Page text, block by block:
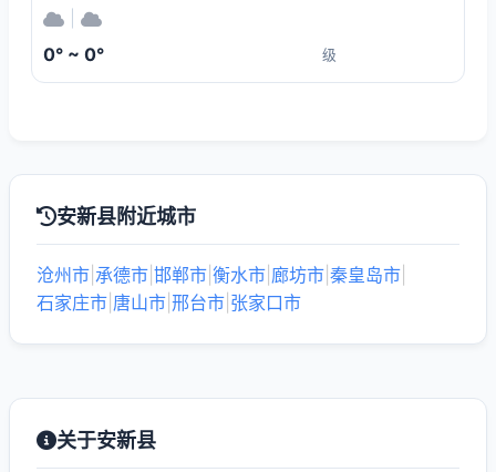
0° ~ 0° 级
安新县附近城市
沧州市 承德市 邯郸市 衡水市 廊坊市 秦皇岛市
石家庄市 唐山市 邢台市 张家口市
关于安新县